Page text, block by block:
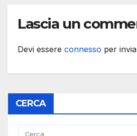
Lascia un
Devi essere connesso per
CERCA